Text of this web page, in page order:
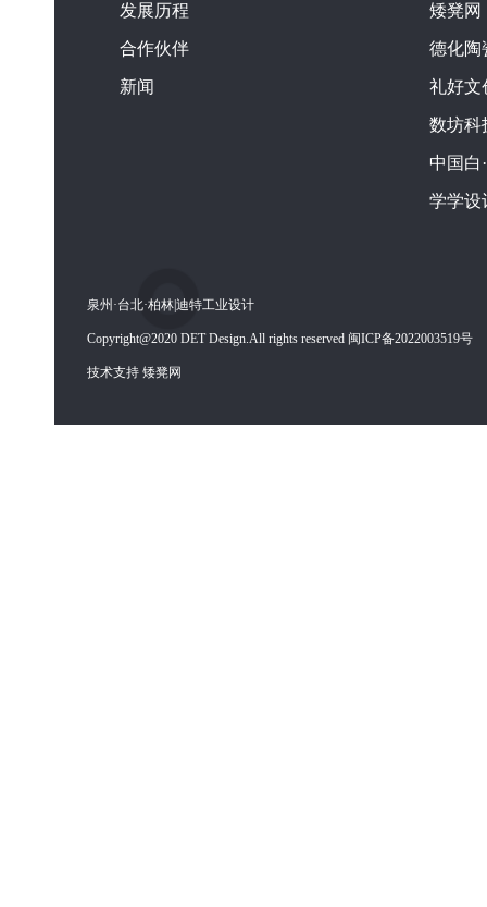
发展历程
合作伙伴
新闻
矮凳网
德化陶
礼好文
数坊科
中国白
学学设
泉州·台北·柏林|迪特工业设计
Copyright@2020 DET Design.All rights reserved 闽ICP备2022003519号
技术支持 矮凳网